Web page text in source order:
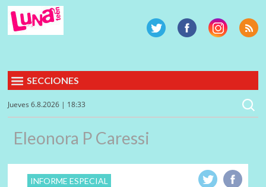
SECCIONES
Jueves 6.8.2026 | 18:33
Eleonora P Caressi
INFORME ESPECIAL